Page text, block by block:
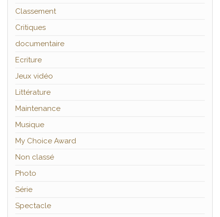
Classement
Critiques
documentaire
Ecriture
Jeux vidéo
Littérature
Maintenance
Musique
My Choice Award
Non classé
Photo
Série
Spectacle